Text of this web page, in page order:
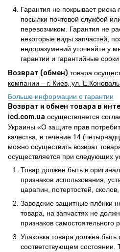
Гарантия не покрывает
посылки почтовой службой
перевозчиком. Гарантия не
некоторые виды запчастей,
недоразумений уточняйте у
гарантии и гарантийные
Возврат (обмен) товара
компании – г. Киев, ул.
Больше информации о гарантии
Возврат и обмен товара в
icd.com.ua осуществляется
Украины «О защите прав
качества, в течение 14
можно осуществить возврат
осуществляется при следующих
Товар должен быть в
признаков использования,
царапин, потертостей, сколов,
Заводские защитные плёнки
товара, на запчастях не
признаков самостоятельного
Упаковка товара должна быть
соответствующем состоянии.